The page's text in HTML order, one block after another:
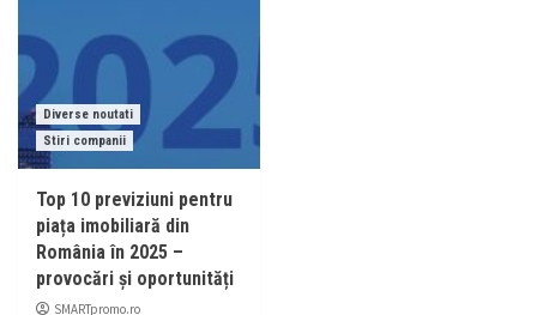
Diverse noutati
Stiri companii
Top 10 previziuni pentru
piața imobiliară din
România în 2025 –
provocări și oportunități
SMARTpromo.ro